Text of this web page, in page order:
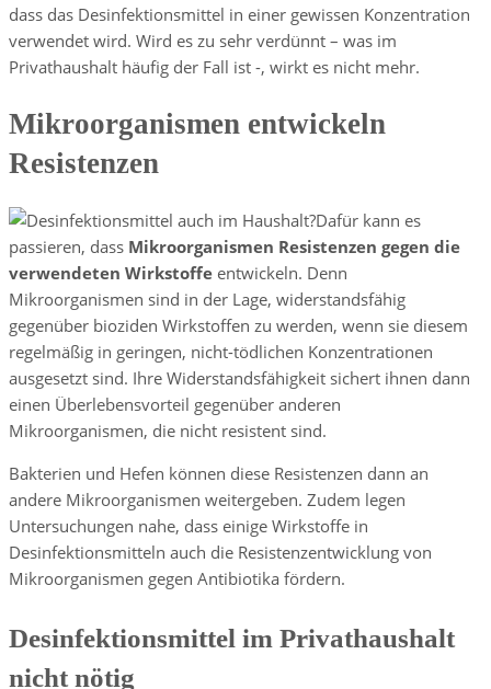
dass das Desinfektionsmittel in einer gewissen Konzentration
verwendet wird. Wird es zu sehr verdünnt – was im
Privathaushalt häufig der Fall ist -, wirkt es nicht mehr.
Mikroorganismen entwickeln
Resistenzen
Dafür kann es
passieren, dass Mikroorganismen Resistenzen gegen die
verwendeten Wirkstoffe entwickeln. Denn
Mikroorganismen sind in der Lage, widerstandsfähig
gegenüber bioziden Wirkstoffen zu werden, wenn sie diesem
regelmäßig in geringen, nicht-tödlichen Konzentrationen
ausgesetzt sind. Ihre Widerstandsfähigkeit sichert ihnen dann
einen Überlebensvorteil gegenüber anderen
Mikroorganismen, die nicht resistent sind.
Bakterien und Hefen können diese Resistenzen dann an
andere Mikroorganismen weitergeben. Zudem legen
Untersuchungen nahe, dass einige Wirkstoffe in
Desinfektionsmitteln auch die Resistenzentwicklung von
Mikroorganismen gegen Antibiotika fördern.
Desinfektionsmittel im Privathaushalt
nicht nötig